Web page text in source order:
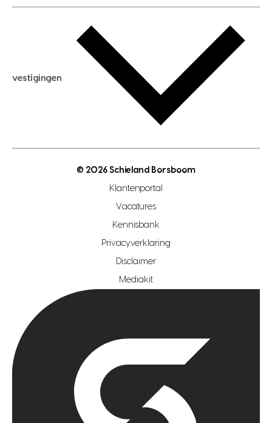
aankoopadvies
verkoopadvies
hypotheekadvies
hypotheek berekenen
maximale hypotheek berekenen
hypotheek bespaarcheck
gratis zoekprofiel aanmaken
open woningwaarde dag
vestigingen
makelaar regio zoetermeer
hypotheekshop regio den haag
hypotheekshop regio rotterdam
© 2026 Schieland Borsboom
Klantenportal
Vacatures
Kennisbank
Privacyverklaring
Disclaimer
Mediakit